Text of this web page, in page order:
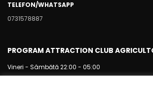
TELEFON/WHATSAPP
0731578887
PROGRAM ATTRACTION CLUB
Vineri - Sâmbătă 22:00 - 05:00